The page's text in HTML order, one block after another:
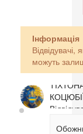
Інформація
Відвідувачі,
можуть